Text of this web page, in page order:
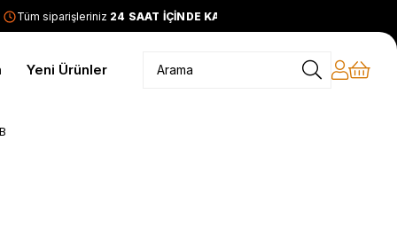
Tüm siparişleriniz24 SAAT İÇİNDE KARGODA
Yeni Ürünler